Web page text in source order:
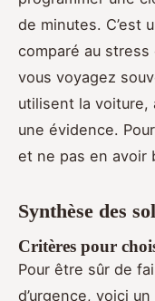
de minutes. C’est
comparé au stress
vous voyagez
utilisent la voiture,
une évidence.
et ne pas en avoir
Synthèse des
Critères pour
Pour être sûr de
d’urgence, voici